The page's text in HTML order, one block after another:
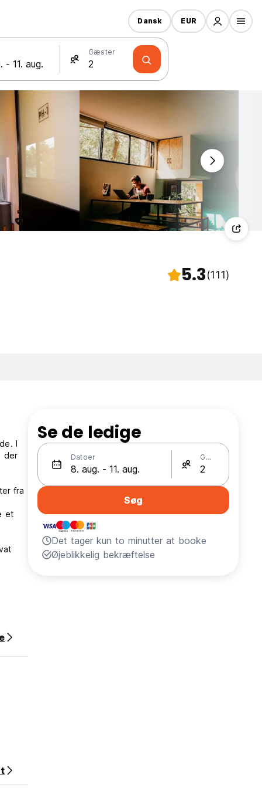
Gæster
Dansk EUR
5.3(111)
I
der
fra
et
Se de ledige
Datoer Gæster
Søg
Det tager kun to minutter at booke
Øjeblikkelig bekræftelse